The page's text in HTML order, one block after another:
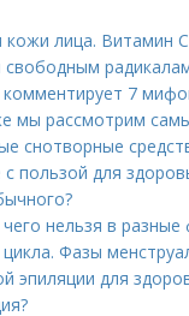
кожи лица. Витамин
свободным
комментирует 7
мы рассмотрим
снотворные
пользой для
нельзя в разные
Фазы
эпиляции для